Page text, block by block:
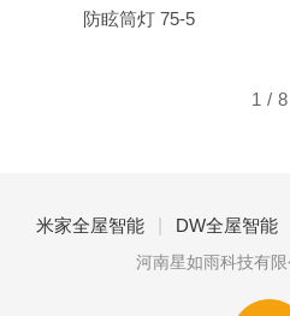
防眩筒灯 75-5
1 / 8
米家全屋智能 | DW全屋智能
河南星如雨科技有